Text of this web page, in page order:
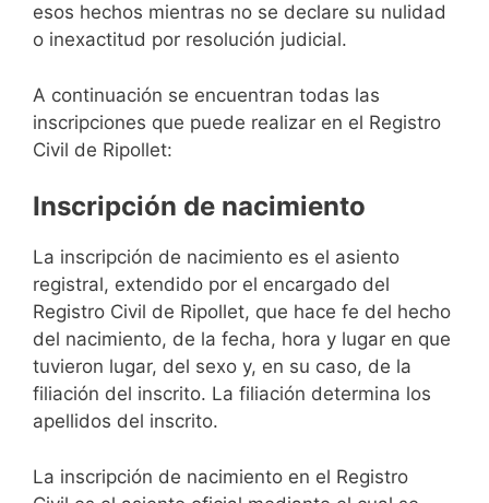
esos hechos mientras no se declare su nulidad
o inexactitud por resolución judicial.
A continuación se encuentran todas las
inscripciones que puede realizar en el Registro
Civil de Ripollet:
Inscripción de nacimiento
La inscripción de nacimiento es el asiento
registral, extendido por el encargado del
Registro Civil de Ripollet, que hace fe del hecho
del nacimiento, de la fecha, hora y lugar en que
tuvieron lugar, del sexo y, en su caso, de la
filiación del inscrito. La filiación determina los
apellidos del inscrito.
La inscripción de nacimiento en el Registro